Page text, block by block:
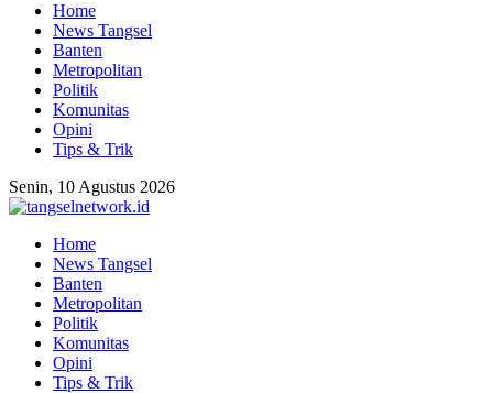
Home
News Tangsel
Banten
Metropolitan
Politik
Komunitas
Opini
Tips & Trik
Senin, 10 Agustus 2026
Home
News Tangsel
Banten
Metropolitan
Politik
Komunitas
Opini
Tips & Trik